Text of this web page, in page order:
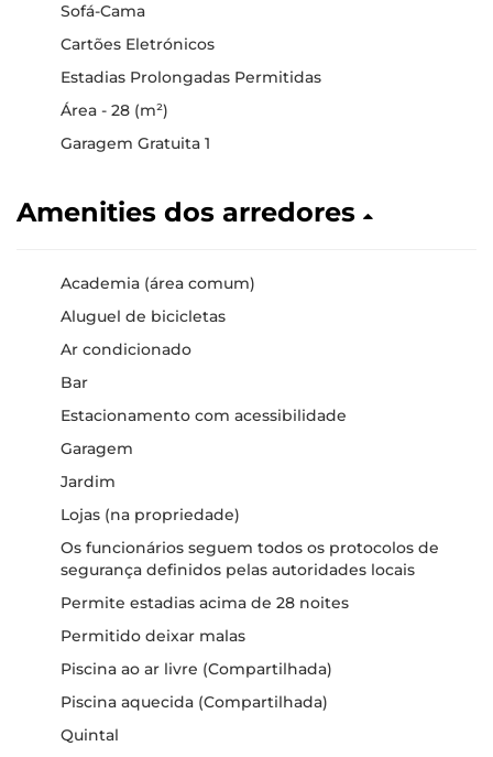
Sofá-Cama
Cartões Eletrónicos
Estadias Prolongadas Permitidas
Área - 28 (m²)
Garagem Gratuita 1
Amenities dos arredores
Academia (área comum)
Aluguel de bicicletas
Ar condicionado
Bar
Estacionamento com acessibilidade
Garagem
Jardim
Lojas (na propriedade)
Os funcionários seguem todos os protocolos de
segurança definidos pelas autoridades locais
Permite estadias acima de 28 noites
Permitido deixar malas
Piscina ao ar livre (Compartilhada)
Piscina aquecida (Compartilhada)
Quintal